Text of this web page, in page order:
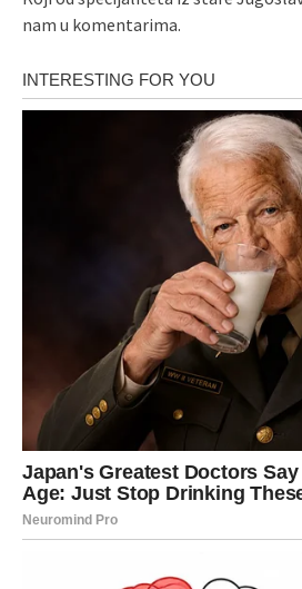
nam u komentarima.